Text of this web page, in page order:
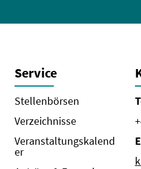
Service
Stellenbörsen
Verzeichnisse
Veranstaltungskalend
er